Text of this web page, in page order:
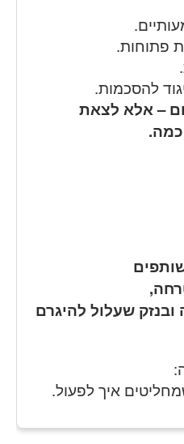
פתוחות.
להסכמות.
– אלא לצאת
שעלול להיגרם
איך לפעול.